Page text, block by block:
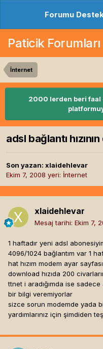
Forumu
Paticik Forumları
İnternet
2000 lerden beri faal
adsl bağlantı
Son yazan: xlaidehlevar
Ekim 7, 2008 yeri: İnternet
xlaidehlevar
Mesaj tarihi: Ekim 7,
1 haftadır yeni adsl
4096/1024 bağlantım var 1
hat hızım modem ayar
download hızıda 200
ttnet i aradığımda ise
bir bilgi veremiyorlar
sizce sorun modemde yada
yardımlarınız için şimdiden